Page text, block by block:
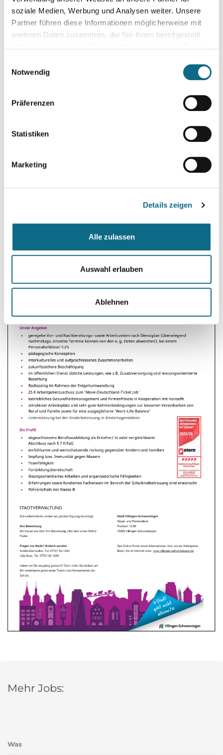
soziale Medien, Werbung und Analysen weiter. Unsere
Partner führen diese Informationen möglicherweise mit
weiteren Daten zusammen, die Sie ihnen bereitgestellt
Notwendig
Präferenzen
Statistiken
Marketing
Details zeigen
Alle zulassen
Auswahl erlauben
Ablehnen
www.villingen-schwenningen.de
Mehr Jobs:
Was